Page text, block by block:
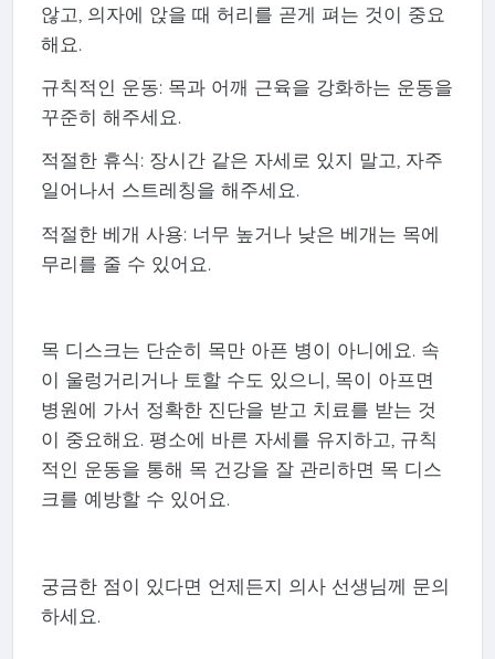
않고, 의자에 앉을 때 허리를 곧게 펴는 것이 중요
해요.
규칙적인 운동: 목과 어깨 근육을 강화하는 운동을
꾸준히 해주세요.
적절한 휴식: 장시간 같은 자세로 있지 말고, 자주
일어나서 스트레칭을 해주세요.
적절한 베개 사용: 너무 높거나 낮은 베개는 목에
무리를 줄 수 있어요.
목 디스크는 단순히 목만 아픈 병이 아니에요. 속
이 울렁거리거나 토할 수도 있으니, 목이 아프면
병원에 가서 정확한 진단을 받고 치료를 받는 것
이 중요해요. 평소에 바른 자세를 유지하고, 규칙
적인 운동을 통해 목 건강을 잘 관리하면 목 디스
크를 예방할 수 있어요.
궁금한 점이 있다면 언제든지 의사 선생님께 문의
하세요.